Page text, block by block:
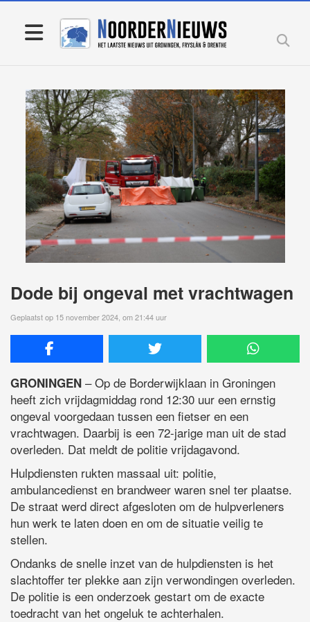
Dode bij ongeval met vrachtwagen
Geplaatst op 15 november 2024, om 21:44 uur
GRONINGEN – Op de Borderwijklaan in Groningen
heeft zich vrijdagmiddag rond 12:30 uur een ernstig
ongeval voorgedaan tussen een fietser en een
vrachtwagen. Daarbij is een 72-jarige man uit de stad
overleden. Dat meldt de politie vrijdagavond.
Hulpdiensten rukten massaal uit: politie,
ambulancedienst en brandweer waren snel ter plaatse.
De straat werd direct afgesloten om de hulpverleners
hun werk te laten doen en om de situatie veilig te
stellen.
Ondanks de snelle inzet van de hulpdiensten is het
slachtoffer ter plekke aan zijn verwondingen overleden.
De politie is een onderzoek gestart om de exacte
toedracht van het ongeluk te achterhalen.